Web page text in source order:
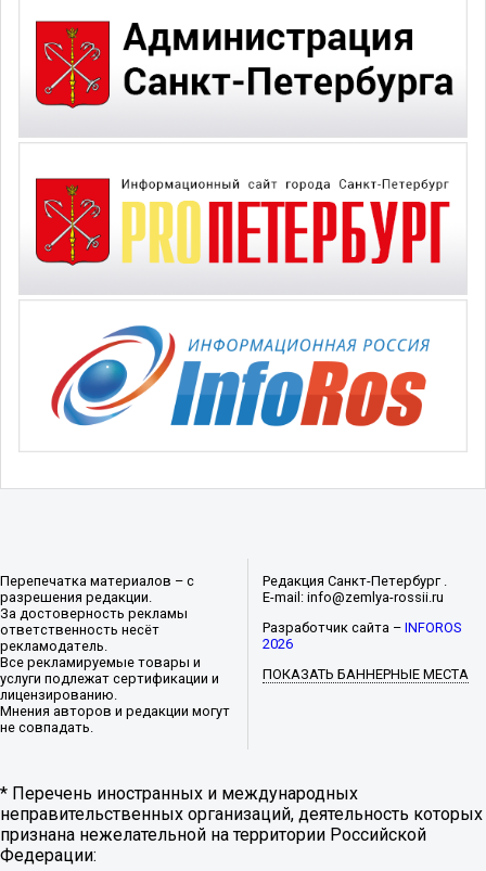
Перепечатка материалов – с
разрешения редакции.
За достоверность рекламы
ответственность несёт
рекламодатель.
Все рекламируемые товары и
услуги подлежат сертификации и
лицензированию.
Мнения авторов и редакции могут
не совпадать.
Редакция Санкт-Петербург .
E-mail: info@zemlya-rossii.ru
Разработчик сайта –INFOROS
2026
ПОКАЗАТЬ БАННЕРНЫЕ МЕСТА
* Перечень иностранных и международных
неправительственных организаций, деятельность которых
признана нежелательной на территории Российской
Федерации: